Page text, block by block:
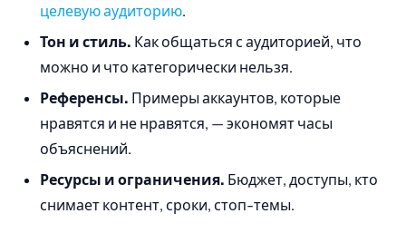
целевую аудиторию.
Тон и стиль. Как общаться с аудиторией, что
можно и что категорически нельзя.
Референсы. Примеры аккаунтов, которые
нравятся и не нравятся, — экономят часы
объяснений.
Ресурсы и ограничения. Бюджет, доступы, кто
снимает контент, сроки, стоп-темы.